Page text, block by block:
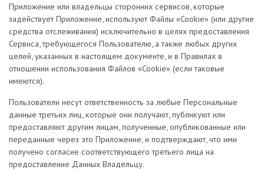
Приложение или владельцы сторонних сервисов, которые
задействует Приложение, используют Файлы «Cookie» (или другие
средства отслеживания) исключительно в целях предоставления
Сервиса, требующегося Пользователю, а также любых других
целей, указанных в настоящем документе, и в Правилах в
отношении использования Файлов «Cookie» (если таковые
имеются).
Пользователи несут ответственность за любые Персональные
данные третьих лиц, которые они получают, публикуют или
предоставляют другим лицам, полученные, опубликованные или
переданные через это Приложение, и подтверждают, что ими
получено согласие соответствующего третьего лица на
предоставление Данных Владельцу.